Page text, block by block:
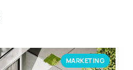
MARKETING